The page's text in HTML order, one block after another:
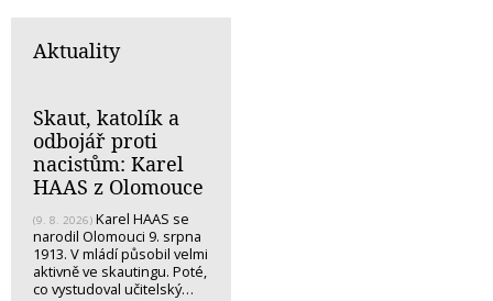
Aktuality
Skaut, katolík a
odbojář proti
nacistům: Karel
HAAS z Olomouce
(9. 8. 2026) Karel HAAS se
narodil Olomouci 9. srpna
1913. V mládí působil velmi
aktivně ve skautingu. Poté,
co vystudoval učitelský…